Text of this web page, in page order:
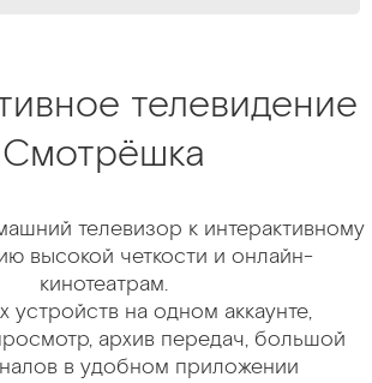
телевидение
Смотрёшка
телевизор к интерактивному
высокой четкости и онлайн-
кинотеатрам.
устройств на одном аккаунте,
архив передач, большой
в удобном приложении